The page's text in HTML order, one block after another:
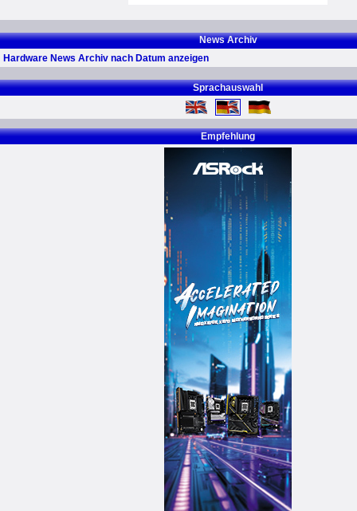
News Archiv
Hardware News Archiv nach Datum anzeigen
Sprachauswahl
Empfehlung